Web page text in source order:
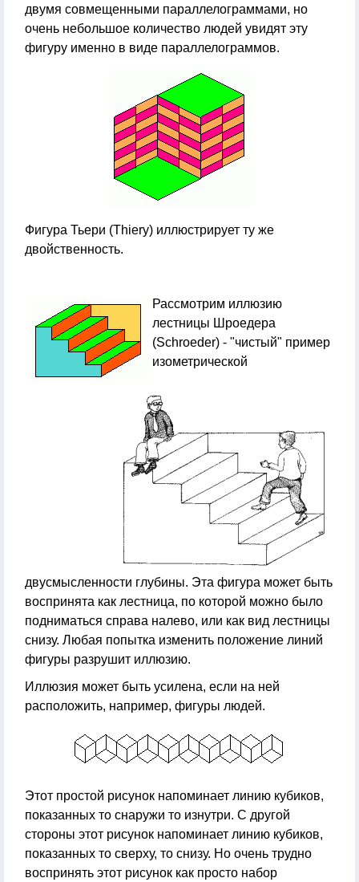
двумя совмещенными параллелограммами, но
очень небольшое количество людей увидят эту
фигуру именно в виде параллелограммов.
Фигура Тьери (Thiery) иллюстрирует ту же
двойственность.
Рассмотрим иллюзию
лестницы Шроедера
(Schroeder) - "чистый" пример
изометрической
двусмысленности глубины. Эта фигура может быть
воспринята как лестница, по которой можно было
подниматься справа налево, или как вид лестницы
снизу. Любая попытка изменить положение линий
фигуры разрушит иллюзию.
Иллюзия может быть усилена, если на ней
расположить, например, фигуры людей.
Этот простой рисунок напоминает линию кубиков,
показанных то снаружи то изнутри. С другой
стороны этот рисунок напоминает линию кубиков,
показанных то сверху, то снизу. Но очень трудно
воспринять этот рисунок как просто набор